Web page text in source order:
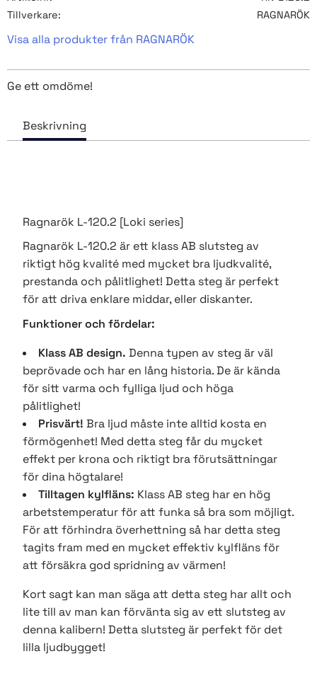
Tillverkare
RAGNARÖK
Visa alla produkter från RAGNARÖK
Ge ett omdöme!
Ragnarök L-120.2 [Loki series]
Ragnarök L-120.2 är ett klass AB slutsteg av
riktigt hög kvalité med mycket bra ljudkvalité,
prestanda och pålitlighet! Detta steg är perfekt
för att driva enklare middar, eller diskanter.
Funktioner och fördelar:
Klass AB design. Denna typen av steg är väl
beprövade och har en lång historia. De är kända
för sitt varma och fylliga ljud och höga
pålitlighet!
Prisvärt! Bra ljud måste inte alltid kosta en
förmögenhet! Med detta steg får du mycket
effekt per krona och riktigt bra förutsättningar
för dina högtalare!
Tilltagen kylfläns: Klass AB steg har en hög
arbetstemperatur för att funka så bra som möjligt.
För att förhindra överhettning så har detta steg
tagits fram med en mycket effektiv kylfläns för
att försäkra god spridning av värmen!
Kort sagt kan man säga att detta steg har allt och
lite till av man kan förvänta sig av ett slutsteg av
denna kalibern! Detta slutsteg är perfekt för det
lilla ljudbygget!